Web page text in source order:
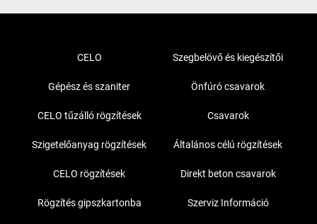
CELO Szegbelövő és kiegészítői
Gépész és szaniter Önfúró csavarok
CELO tűzálló rögzítések Csavarok
Szigetelőanyag rögzítések Általános célú rögzítések
CELO rögzítések Direkt beton csavarok
Rögzítés gipszkartonba Szerviz Információ